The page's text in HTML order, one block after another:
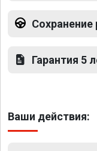
Сохранение
Гарантия 5
Ваши действия: